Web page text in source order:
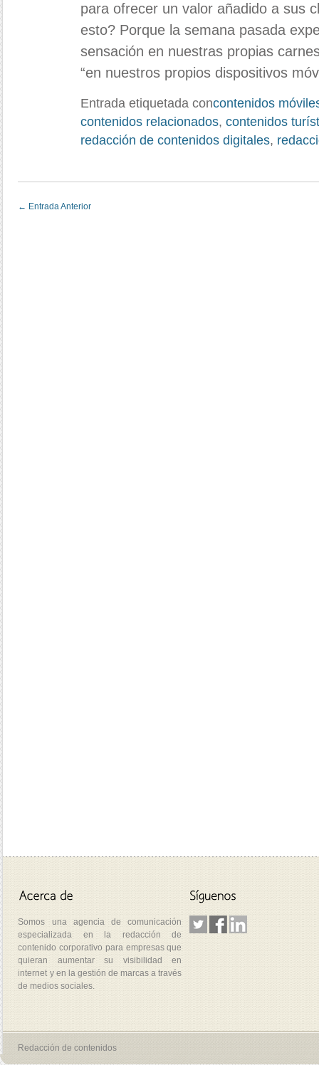
para ofrecer un valor añadido a sus
esto? Porque la semana pasada
sensación en nuestras propias
“en nuestros propios dispositivos
Entrada etiquetada concontenidos
contenidos relacionados, contenidos
redacción de contenidos digitales,
← Entrada Anterior
Somos una agencia de comunicación
especializada en la redacción de
contenido corporativo para empresas que
quieran aumentar su visibilidad en
internet y en la gestión de marcas a través
de medios sociales.
Redacción de contenidos